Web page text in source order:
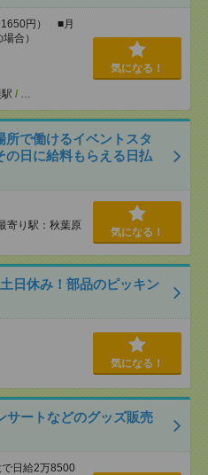
1650円） ■月
合）
/ …
気になる！
所で働けるイベントスタ
日に給料もらえる日払
寄り駅：秋葉原
気になる！
日休み！部品のピッキン
気になる！
サートなどのグッズ販売
日給2万8500